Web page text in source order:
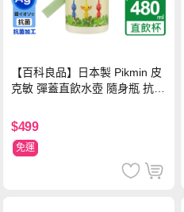
【百科良品】日本製 Pikmin 皮
克敏 彈蓋直飲水壺 隨身瓶 抗菌
$499
免運